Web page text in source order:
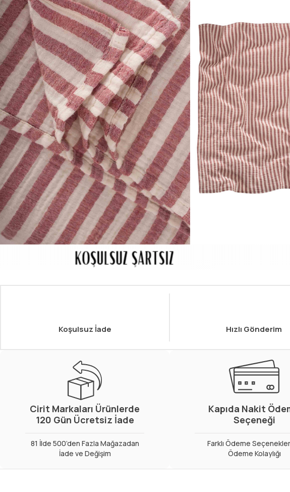
Koşulsuz İade Hızlı Gönderim
Cirit Markaları Ürünlerde
120 Gün Ücretsiz İade
81 İlde 500’den Fazla Mağazadan
İade ve Değişim
Kapıda Nakit
Seçeneği
Farklı Ödeme
Ödeme Kolaylığı